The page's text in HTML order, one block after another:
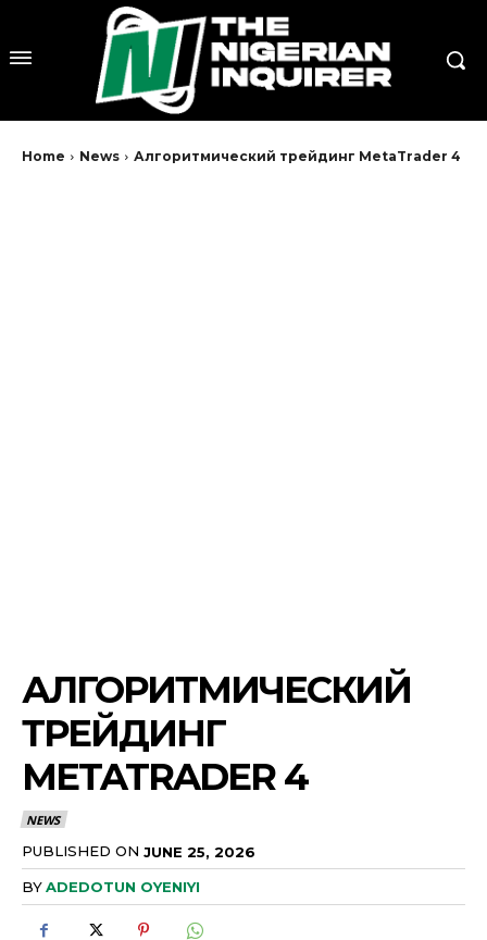
Home News Алгоритмический трейдинг MetaTrader 4
АЛГОРИТМИЧЕСКИЙ
ТРЕЙДИНГ
METATRADER 4
NEWS
PUBLISHED ON JUNE 25, 2026
BYADEDOTUN OYENIYI